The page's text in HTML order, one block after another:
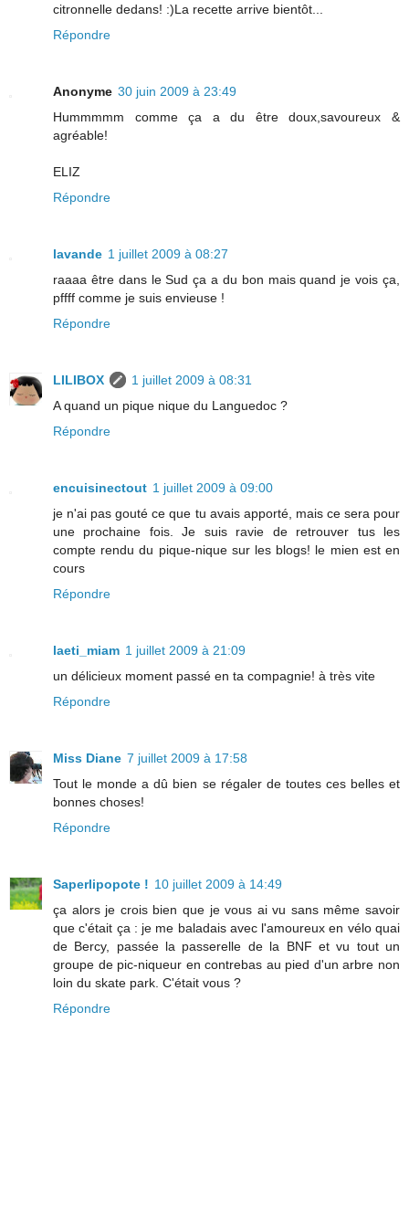
citronnelle dedans! :)La recette arrive bientôt...
Répondre
Anonyme 30 juin 2009 à 23:49
Hummmmm comme ça a du être doux,savoureux &
agréable!
ELIZ
Répondre
lavande 1 juillet 2009 à 08:27
raaaa être dans le Sud ça a du bon mais quand je vois ça,
pffff comme je suis envieuse !
Répondre
LILIBOX
1 juillet 2009 à 08:31
A quand un pique nique du Languedoc ?
Répondre
encuisinectout 1 juillet 2009 à 09:00
je n'ai pas gouté ce que tu avais apporté, mais ce sera pour
une prochaine fois. Je suis ravie de retrouver tus les
compte rendu du pique-nique sur les blogs! le mien est en
cours
Répondre
laeti_miam 1 juillet 2009 à 21:09
un délicieux moment passé en ta compagnie! à très vite
Répondre
Miss Diane 7 juillet 2009 à 17:58
Tout le monde a dû bien se régaler de toutes ces belles et
bonnes choses!
Répondre
Saperlipopote ! 10 juillet 2009 à 14:49
ça alors je crois bien que je vous ai vu sans même savoir
que c'était ça : je me baladais avec l'amoureux en vélo quai
de Bercy, passée la passerelle de la BNF et vu tout un
groupe de pic-niqueur en contrebas au pied d'un arbre non
loin du skate park. C'était vous ?
Répondre